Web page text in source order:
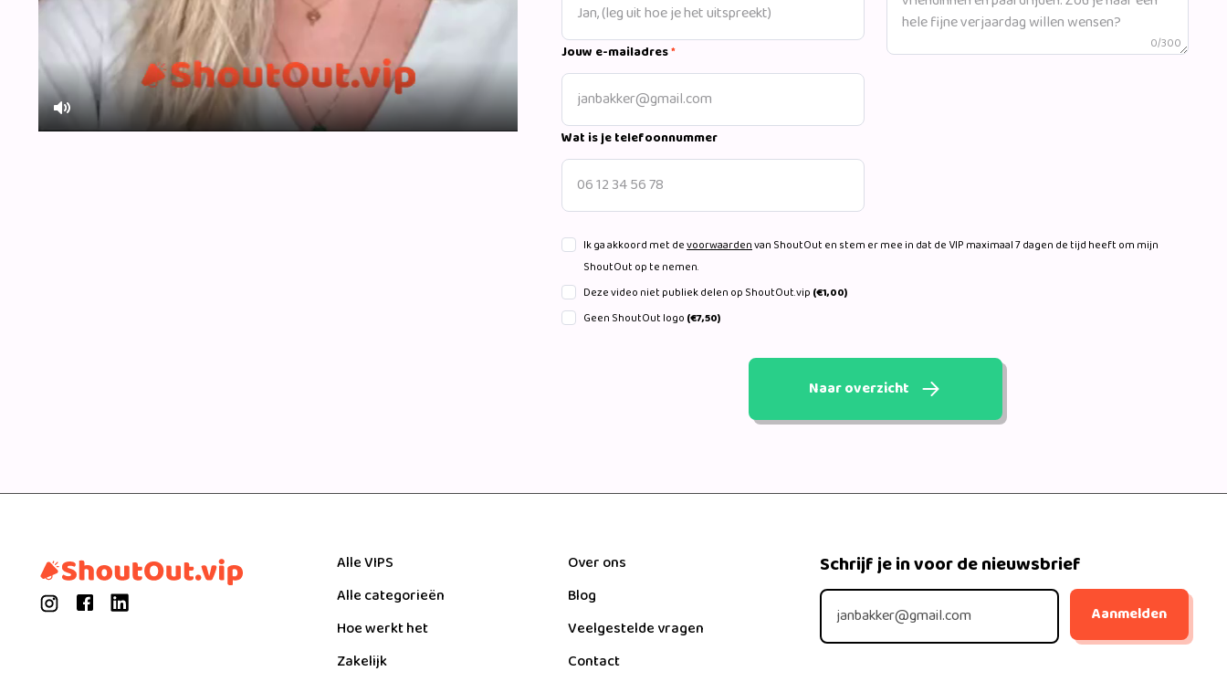
Mute
Jouw e-mailadres*
Wat is je telefoonnummer
0/300
Ik ga akkoord met devoorwaardenvan ShoutOut en stem er mee in dat de VIP maximaal 7 dagen de tijd heeft om mijn
ShoutOut op te nemen.
Deze video niet publiek delen op ShoutOut.vip (€1,00)
Geen ShoutOut logo (€7,50)
Naar overzicht
Alle VIPS
Alle categorieën
Hoe werkt het
Zakelijk
Over ons
Blog
Veelgestelde vragen
Contact
Schrijf je in voor de nieuwsbrief
Aanmelden